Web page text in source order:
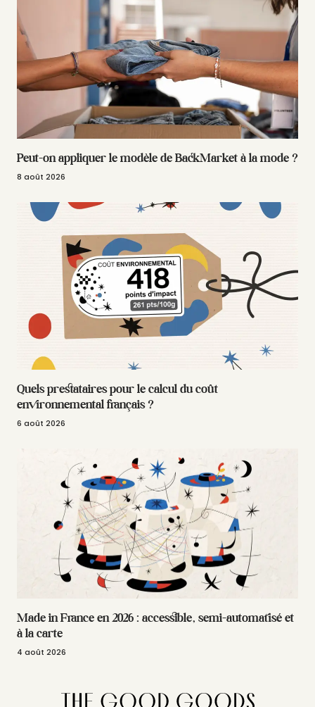
Peut-on appliquer le modèle de BackMarket à la mode ?
8 août 2026
Quels prestataires pour le calcul du coût
environnemental français ?
6 août 2026
Made in France en 2026 : accessible, semi-automatisé et
à la carte
4 août 2026